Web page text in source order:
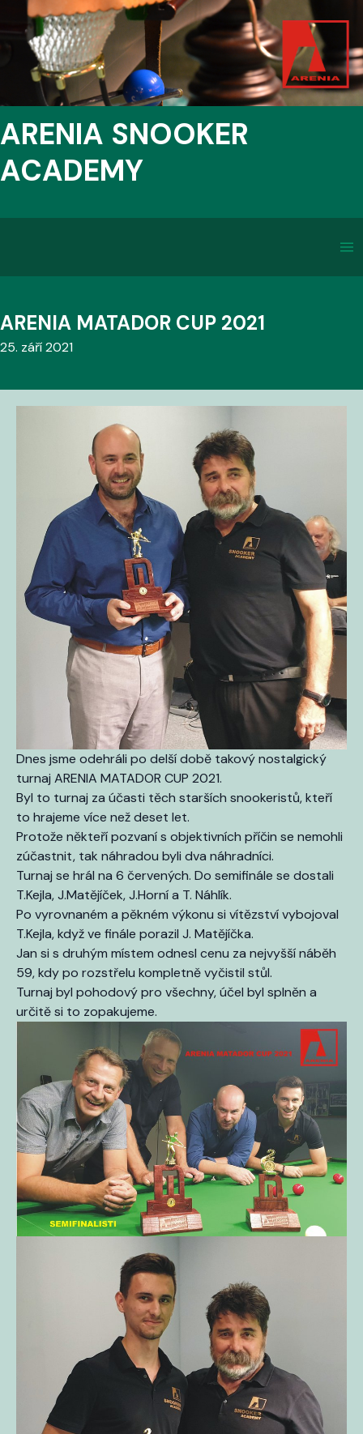
ARENIA SNOOKER
ACADEMY
ARENIA MATADOR CUP 2021
25. září 2021
Dnes jsme odehráli po delší době takový nostalgický
turnaj ARENIA MATADOR CUP 2021.
Byl to turnaj za účasti těch starších snookeristů, kteří
to hrajeme více než deset let.
Protože někteří pozvaní s objektivních příčin se nemohli
zúčastnit, tak náhradou byli dva náhradníci.
Turnaj se hrál na 6 červených. Do semifinále se dostali
T.Kejla, J.Matějíček, J.Horní a T. Náhlík.
Po vyrovnaném a pěkném výkonu si vítězství vybojoval
T.Kejla, když ve finále porazil J. Matějíčka.
Jan si s druhým místem odnesl cenu za nejvyšší náběh
59, kdy po rozstřelu kompletně vyčistil stůl.
Turnaj byl pohodový pro všechny, účel byl splněn a
určitě si to zopakujeme.